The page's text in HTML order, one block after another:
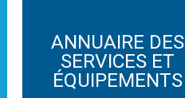
ANNUAIRE DES
SERVICES ET
ÉQUIPEMENTS